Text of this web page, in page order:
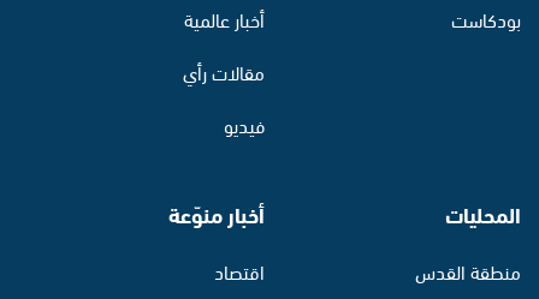
بودكاست
أخبار عالمية
مقالات رأي
فيديو
المحليات
منطقة القدس
أخبار منوّعة
اقتصاد